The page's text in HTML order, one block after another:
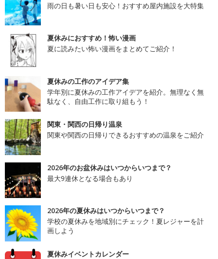
雨の日も暑い日も安心！おすすめ屋内施設を大特集
夏休みにおすすめ！怖い漫画
夏に読みたい怖い漫画をまとめてご紹介！
夏休みの工作のアイデア集
学年別に夏休みの工作アイデアを紹介。無理なく無
駄なく、自由工作に取り組もう！
関東・関西の日帰り温泉
関東や関西の日帰りできるおすすめの温泉をご紹介
2026年のお盆休みはいつからいつまで？
最大9連休となる場合もあり
2026年の夏休みはいつからいつまで？
学校の夏休みを地域別にチェック！夏レジャーを計
画しよう
夏休みイベントカレンダー